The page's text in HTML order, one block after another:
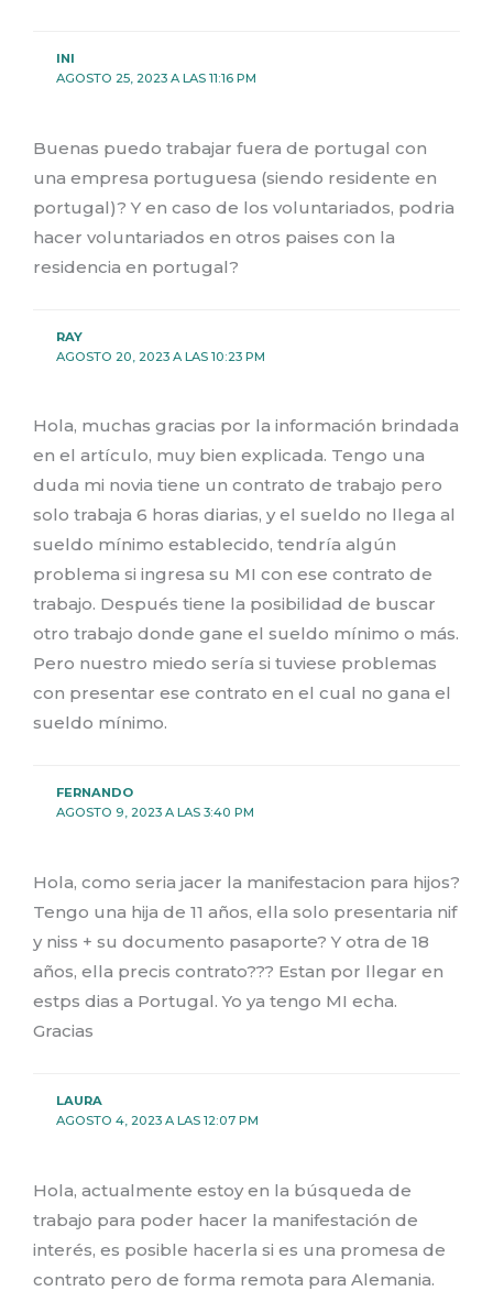
INI
AGOSTO 25, 2023 A LAS 11:16 PM
Buenas puedo trabajar fuera de portugal con
una empresa portuguesa (siendo residente en
portugal)? Y en caso de los voluntariados, podria
hacer voluntariados en otros paises con la
residencia en portugal?
RAY
AGOSTO 20, 2023 A LAS 10:23 PM
Hola, muchas gracias por la información brindada
en el artículo, muy bien explicada. Tengo una
duda mi novia tiene un contrato de trabajo pero
solo trabaja 6 horas diarias, y el sueldo no llega al
sueldo mínimo establecido, tendría algún
problema si ingresa su MI con ese contrato de
trabajo. Después tiene la posibilidad de buscar
otro trabajo donde gane el sueldo mínimo o más.
Pero nuestro miedo sería si tuviese problemas
con presentar ese contrato en el cual no gana el
sueldo mínimo.
FERNANDO
AGOSTO 9, 2023 A LAS 3:40 PM
Hola, como seria jacer la manifestacion para hijos?
Tengo una hija de 11 años, ella solo presentaria nif
y niss + su documento pasaporte? Y otra de 18
años, ella precis contrato??? Estan por llegar en
estps dias a Portugal. Yo ya tengo MI echa.
Gracias
LAURA
AGOSTO 4, 2023 A LAS 12:07 PM
Hola, actualmente estoy en la búsqueda de
trabajo para poder hacer la manifestación de
interés, es posible hacerla si es una promesa de
contrato pero de forma remota para Alemania.